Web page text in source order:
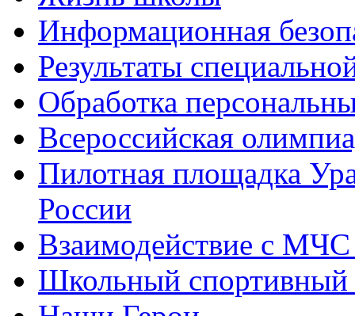
Информационная
Результаты
Обработка
Всероссийская
Пилотная площадка
России
Взаимодействие с
Школьный